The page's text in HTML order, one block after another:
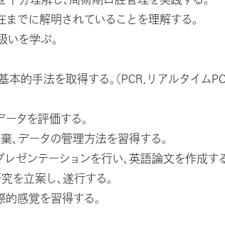
までに解明されていることを理解する。
いを学ぶ。
本的手法を取得する。（PCR,リアルタイ
ータを評価する。
、データの管理方法を習得する。
レゼンテーションを行い、英語論文を作成す
を立案し、遂行する。
的感覚を習得する。